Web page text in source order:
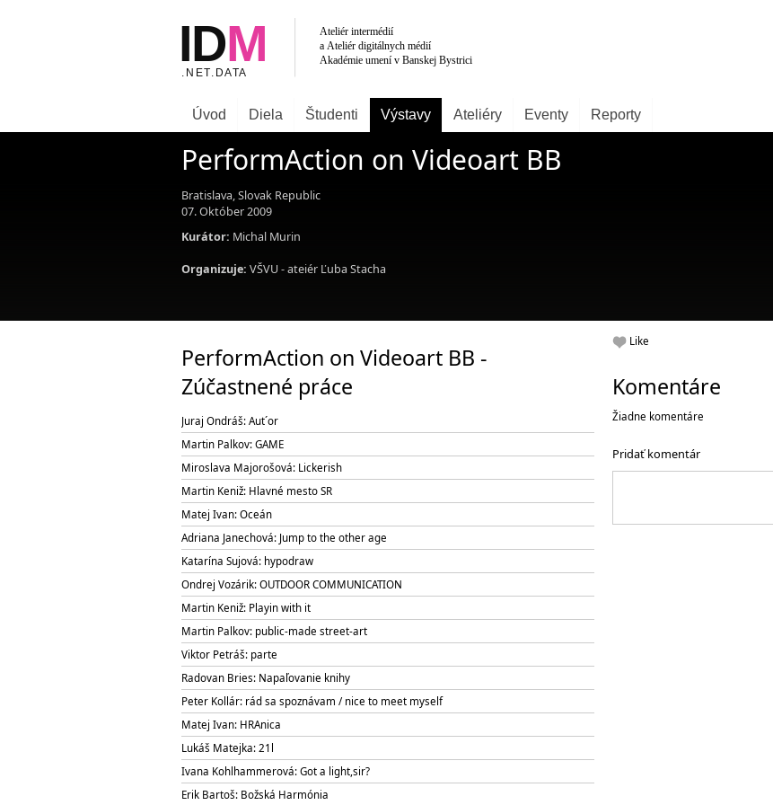
Úvod Diela Študenti Výstavy Ateliéry Eventy Reporty
PerformAction on Videoart BB
Bratislava, Slovak Republic
07. Október 2009
Kurátor: Michal Murin
Organizuje: VŠVU - ateiér Ľuba Stacha
PerformAction on Videoart BB -
Zúčastnené práce
Juraj Ondráš: Aut´or
Martin Palkov: GAME
Miroslava Majorošová: Lickerish
Martin Keniž: Hlavné mesto SR
Matej Ivan: Oceán
Adriana Janechová: Jump to the other age
Katarína Sujová: hypodraw
Ondrej Vozárik: OUTDOOR COMMUNICATION
Martin Keniž: Playin with it
Martin Palkov: public-made street-art
Viktor Petráš: parte
Radovan Bries: Napaľovanie knihy
Peter Kollár: rád sa spoznávam / nice to meet myself
Matej Ivan: HRAnica
Lukáš Matejka: 21l
Ivana Kohlhammerová: Got a light,sir?
Erik Bartoš: Božská Harmónia
Like
Komentáre
Žiadne komentáre
Pridať komentár